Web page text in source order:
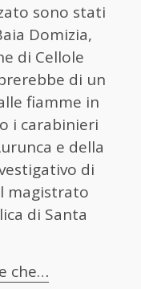
sono stati
Domizia,
di Cellole
di un
fiamme in
i carabinieri
e della
di
magistrato
di Santa
che…